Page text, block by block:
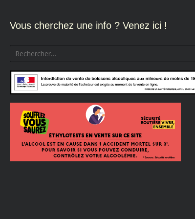
Vous cherchez une info ? Venez ici !
Rechercher :